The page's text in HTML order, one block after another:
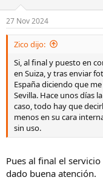
o
n
e
27 Nov 2024
Zico dijo:
Si, al final y puesto en
en Suiza, y tras enviar
España diciendo que
Sevilla. Hace unos días
caso, todo hay que
menos en su cara
sin uso.
Pues al final el
dado buena atención.